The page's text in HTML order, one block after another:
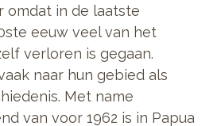
omdat in de laatste
eeuw veel van het
verloren is gegaan.
naar hun gebied als
Met name
van voor 1962 is in Papua